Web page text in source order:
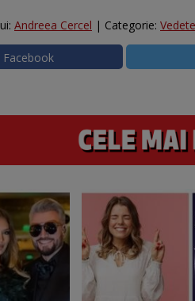
Andreea Cercel | Categorie: Vedete
Facebook